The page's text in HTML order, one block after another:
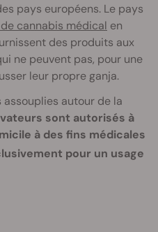
pays européens. Le pays
cannabis médical en
des produits aux
ne peuvent pas, pour une
leur propre ganja.
assouplies autour de la
sont autorisés à
à des fins médicales
pour un usage